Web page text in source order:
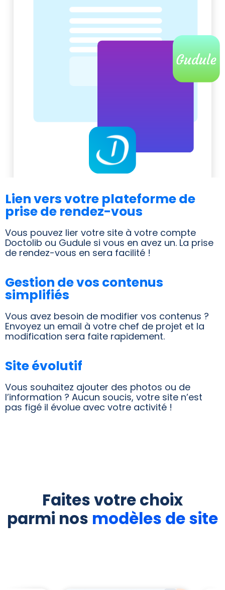
Lien vers votre plateforme de
prise de rendez-vous
Vous pouvez lier votre site à votre compte
Doctolib ou Gudule si vous en avez un. La prise
de rendez-vous en sera facilité !
Gestion de vos contenus
simplifiés
Vous avez besoin de modifier vos contenus ?
Envoyez un email à votre chef de projet et la
modification sera faite rapidement.
Site évolutif
Vous souhaitez ajouter des photos ou de
l’information ? Aucun soucis, votre site n’est
pas figé il évolue avec votre activité !
Faites votre choix
parmi nos modèles de site